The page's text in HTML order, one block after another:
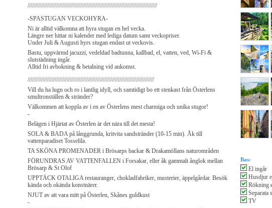
//////////////////////////////////////////////////////////////////////////////////////
-SPASTUGAN VECKOHYRA-
Ni är alltid välkomna att hyra stugan en hel vecka.
Längre ner hittar ni kalender med lediga datum samt veckopriser.
Under Juli & Augusti hyrs stugan endast ut veckovis.
Bastu, uppvärmd jacuzzi, vedeldad badtunna, kallbad, el, vatten, ved, Wi-Fi &
slutstädning ingår.
Alltid fri avbokning & betalning vid ankomst.
////////////////////////////////////////////////////////////////////////////////////
Vill du ha lugn och ro i lantlig idyll, och samtidigt bo ett stenkast från Österlens
smultronställen & stränder?
Välkommen att koppla av i en av Österlens mest charmiga och unika stugor!
-
Belägen i Hjärtat av Österlen är det nära till det mesta!
SOLA & BADA på långgrunda, kritvita sandstränder (10-15 min). Åk till
vattenparadiset Tosselila.
TA SKÖNA PROMENADER i Brösarps backar & Drakamöllans naturområden
FÖRUNDRAS AV VATTENFALLEN i Forsakar, eller åk gammalt ånglok mellan
Brösarp & St Olof
UPPTÄCK OTALIGA restauranger, chokladfabriker, musterier, äppelgårdar. Besök
kända och okända konstnärer.
NJUT av att vara mitt på Österlen, Skånes guldkust
-
Bas:
El ingår
Husdjur
Rökning
Separata
TV